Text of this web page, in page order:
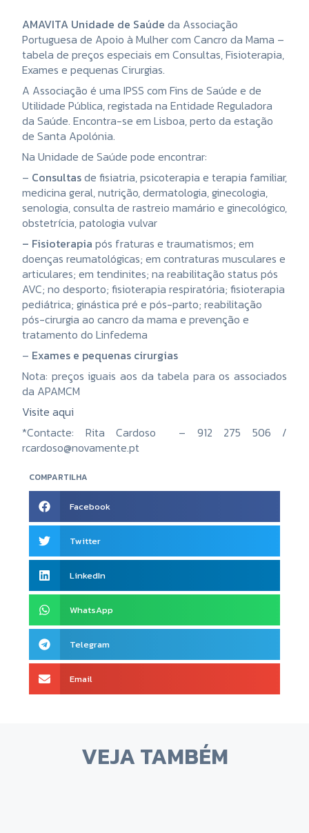
COMPARTILHA
Facebook
Twitter
LinkedIn
WhatsApp
Telegram
Email
AMAVITA Unidade de Saúde da Associação
Portuguesa de Apoio à Mulher com Cancro da Mama –
tabela de preços especiais em Consultas, Fisioterapia,
Exames e pequenas Cirurgias.
A Associação é uma IPSS com Fins de Saúde e de
Utilidade Pública, registada na Entidade Reguladora
da Saúde. Encontra-se em Lisboa, perto da estação
de Santa Apolónia.
Na Unidade de Saúde pode encontrar:
– Consultasde fisiatria, psicoterapia e terapia familiar,
medicina geral, nutrição, dermatologia, ginecologia,
senologia, consulta de rastreio mamário e ginecológico,
obstetrícia, patologia vulvar
– Fisioterapia pós fraturas e traumatismos; em
doenças reumatológicas; em contraturas musculares e
articulares; em tendinites; na reabilitação status pós
AVC; no desporto; fisioterapia respiratória; fisioterapia
pediátrica; ginástica pré e pós-parto; reabilitação
pós-cirurgia ao cancro da mama e prevenção e
tratamento do Linfedema
– Exames e pequenas cirurgias
Nota: preços iguais aos da tabela para os associados
da APAMCM
Visite aqui
*Contacte: Rita Cardoso – 912 275 506 /
rcardoso@novamente.pt
VEJA TAMBÉM